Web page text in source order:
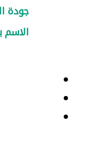
جودة
الاسم